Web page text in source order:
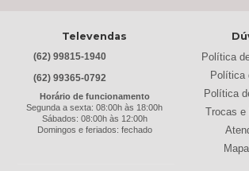
Bertolini (2)
Best (9)
Braslar (6)
Televendas
(62) 99815-1940
(62) 99365-0792
Horário de funcionamento
Segunda a sexta: 08:00h às 18:00h
Sábados: 08:00h às 12:00h
Domingos e feriados: fechado
Política
Política
Política
Trocas e